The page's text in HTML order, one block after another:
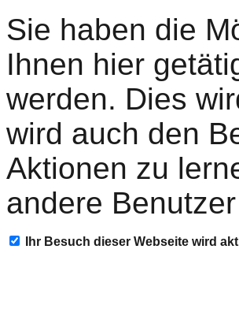
Sie haben die
Ihnen hier
werden. Dies
wird auch den
Aktionen zu
andere
Ihr Besuch dieser Webseite wird